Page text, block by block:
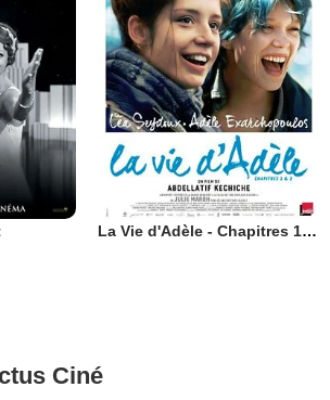
La Vie d'Adèle - Chapitres 1 et 2
Ciné